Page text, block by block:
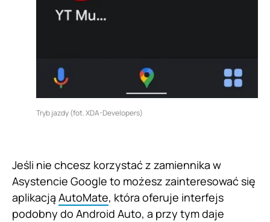
Tryb jazdy (fot. XDA-Developers)
Jeśli nie chcesz korzystać z zamiennika w
Asystencie Google to możesz zainteresować się
aplikacją AutoMate, która oferuje interfejs
podobny do Android Auto, a przy tym daje